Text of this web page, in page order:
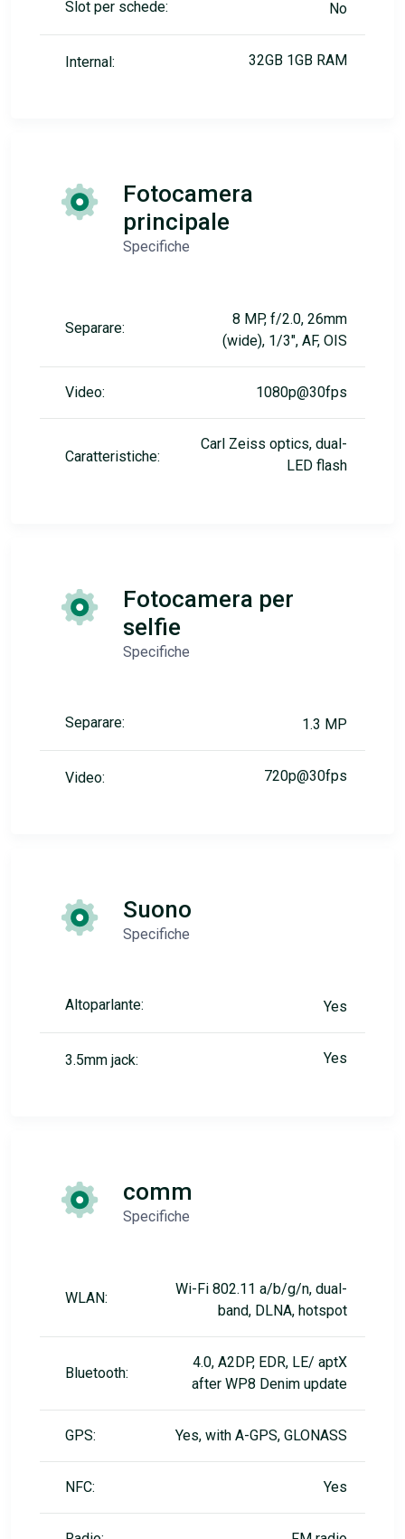
Slot per schede: No
Internal: 32GB 1GB RAM
Fotocamera
principale
Specifiche
Separare:
8 MP, f/2.0, 26mm
(wide), 1/3", AF, OIS
Video: 1080p@30fps
Caratteristiche:
Carl Zeiss optics, dual-
LED flash
Fotocamera per
selfie
Specifiche
Separare: 1.3 MP
Video: 720p@30fps
Suono
Specifiche
Altoparlante: Yes
3.5mm jack: Yes
comm
Specifiche
WLAN:
Wi-Fi 802.11 a/b/g/n, dual-
band, DLNA, hotspot
Bluetooth:
4.0, A2DP, EDR, LE/ aptX
after WP8 Denim update
GPS: Yes, with A-GPS, GLONASS
NFC: Yes